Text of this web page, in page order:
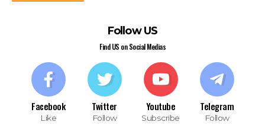
Follow US
Find US on Social Medias
Facebook
Like
Twitter
Follow
Youtube
Subscribe
Telegram
Follow